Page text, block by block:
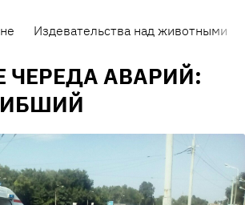
Издевательства над животными
ЧЕРЕДА АВАРИЙ: